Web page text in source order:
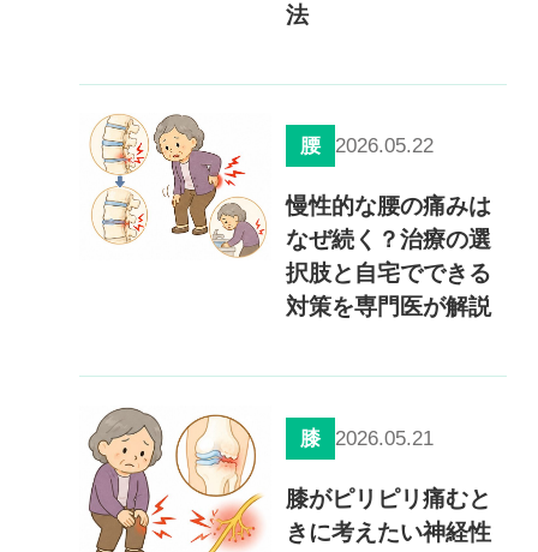
クリニック紹介
お知らせ 採用情報 コラム
予約フォーム
0120-117-560
※上記電話番号をタップで電話が繋がります
電話受付時間：月〜金／9:00〜16:30（土日祝休）
法
腰 2026.05.22
慢性的な腰の痛みは
なぜ続く？治療の選
択肢と自宅でできる
対策を専門医が解説
膝 2026.05.21
膝がピリピリ痛むと
きに考えたい神経性